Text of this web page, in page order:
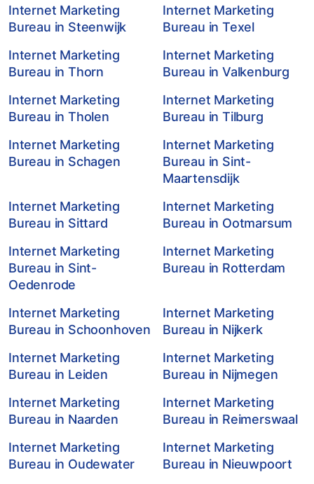
Internet Marketing
Bureau in Steenwijk
Internet Marketing
Bureau in Texel
Internet Marketing
Bureau in Thorn
Internet Marketing
Bureau in Valkenburg
Internet Marketing
Bureau in Tholen
Internet Marketing
Bureau in Tilburg
Internet Marketing
Bureau in Schagen
Internet Marketing
Bureau in Sint-
Maartensdijk
Internet Marketing
Bureau in Sittard
Internet Marketing
Bureau in Ootmarsum
Internet Marketing
Bureau in Sint-
Oedenrode
Internet Marketing
Bureau in Rotterdam
Internet Marketing
Bureau in Schoonhoven
Internet Marketing
Bureau in Nijkerk
Internet Marketing
Bureau in Leiden
Internet Marketing
Bureau in Nijmegen
Internet Marketing
Bureau in Naarden
Internet Marketing
Bureau in Reimerswaal
Internet Marketing
Bureau in Oudewater
Internet Marketing
Bureau in Nieuwpoort